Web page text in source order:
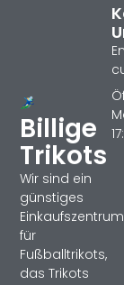
Billige
Trikots
Wir sind ein
günstiges
Einkaufszentrum
für
Fußballtrikots,
das Trikots